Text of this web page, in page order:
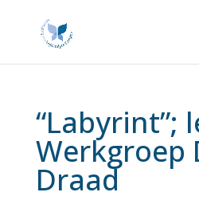
“Labyrint”;
Werkgroep
Draad